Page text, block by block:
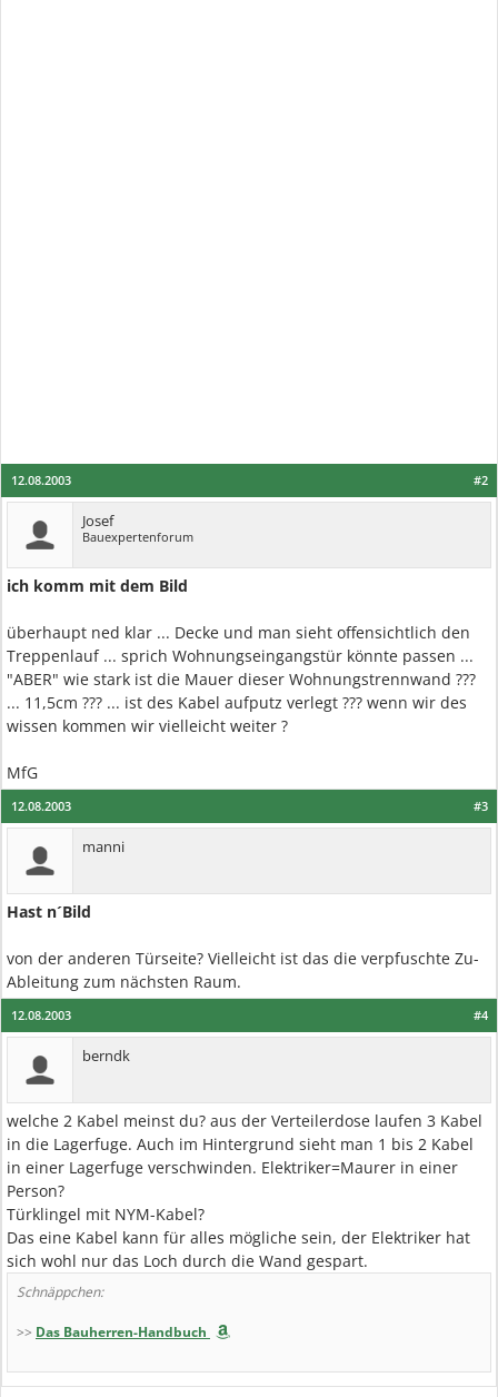
#2
12.08.2003
Josef
Bauexpertenforum
ich komm mit dem Bild
überhaupt ned klar ... Decke und man sieht offensichtlich den
Treppenlauf ... sprich Wohnungseingangstür könnte passen ...
"ABER" wie stark ist die Mauer dieser Wohnungstrennwand ???
... 11,5cm ??? ... ist des Kabel aufputz verlegt ??? wenn wir des
wissen kommen wir vielleicht weiter ?
MfG
#3
12.08.2003
manni
Hast n´Bild
von der anderen Türseite? Vielleicht ist das die verpfuschte Zu-
Ableitung zum nächsten Raum.
#4
12.08.2003
berndk
welche 2 Kabel meinst du? aus der Verteilerdose laufen 3 Kabel
in die Lagerfuge. Auch im Hintergrund sieht man 1 bis 2 Kabel
in einer Lagerfuge verschwinden. Elektriker=Maurer in einer
Person?
Türklingel mit NYM-Kabel?
Das eine Kabel kann für alles mögliche sein, der Elektriker hat
sich wohl nur das Loch durch die Wand gespart.
Schnäppchen:
>> Das Bauherren-Handbuch